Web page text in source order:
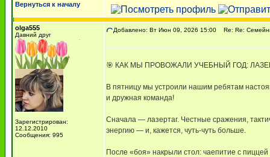
Вернуться к началу
olga555
Давний друг
Зарегистрирован:
12.12.2010
Сообщения: 995
Добавлено: Вт Июн 09, 2026 15:00 Re: Re:
🎯 КАК МЫ ПРОВОЖАЛИ УЧЕБНЫЙ ГОД:
В пятницу мы устроили нашим ребятам
и дружная команда!
Сначала — лазертаг. Честные сражения,
энергию — и, кажется, чуть-чуть больше.
После «боя» накрыли стол: чаепитие с